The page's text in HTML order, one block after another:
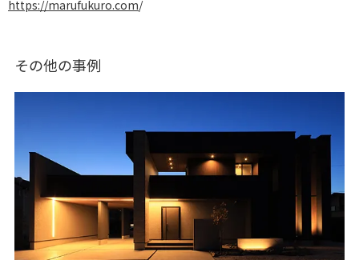
https://marufukuro.com/
その他の事例